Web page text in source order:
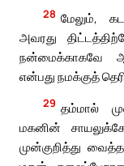
28 மேலும்,
அவரது
நன்மைக்காகவே
என்பது நமக்குத்
29 தம்மால்
மகனின்
முன்குறித்து